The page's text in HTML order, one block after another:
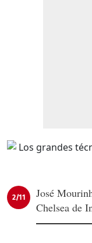
2/11
José
Chelsea de